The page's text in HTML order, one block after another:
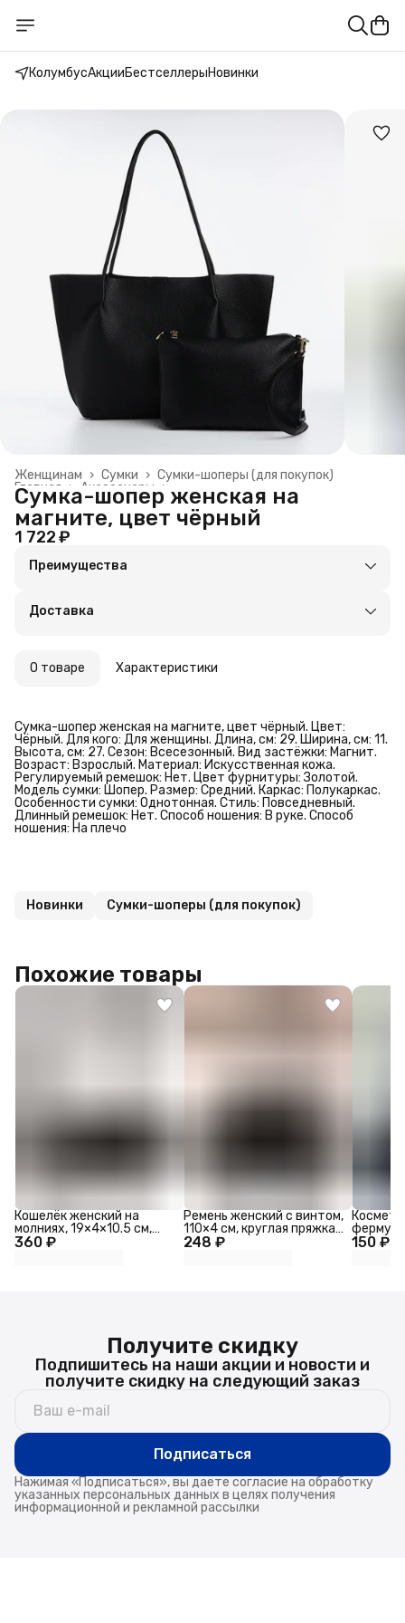
КолумбусАкцииБестселлерыНовинки
Сумки-шоперы (для покупок)
Сумки ›
Женщинам ›
Аксессуары ›
Главная ›
Сумка-шопер женская на
магните, цвет чёрный
1 722 ₽
Преимущества
Удобный возврат
Доставка
О товаре Характеристики
Сумка-шопер женская на магните, цвет чёрный. Цвет:
Чёрный. Для кого: Для женщины. Длина, см: 29. Ширина, см: 11.
Высота, см: 27. Сезон: Всесезонный. Вид застёжки: Магнит.
Возраст: Взрослый. Материал: Искусственная кожа.
Регулируемый ремешок: Нет. Цвет фурнитуры: Золотой.
Модель сумки: Шопер. Размер: Средний. Каркас: Полукаркас.
Особенности сумки: Однотонная. Стиль: Повседневный.
Длинный ремешок: Нет. Способ ношения: В руке. Способ
ношения: На плечо
Новинки Сумки-шоперы (для покупок)
Похожие товары
360 ₽
Кошелёк женский на
молниях, 19×4×10.5 см,
текстурный, зелёный
248 ₽
Ремень женский с винтом,
110×4 см, круглая пряжка
металл, чёрный
150 ₽
Получите скидку
Подпишитесь на наши акции и новости и
получите скидку на следующий заказ
Подписаться
Нажимая «Подписаться», вы даете согласие на обработку
указанных персональных данных в целях получения
информационной и рекламной рассылки